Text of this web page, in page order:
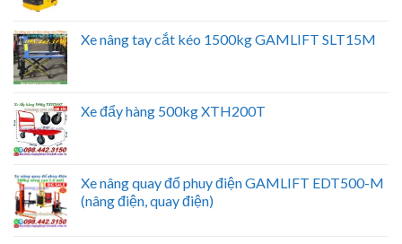
Xe nâng tay cắt kéo 1500kg GAMLIFT SLT15M
Xe đẩy hàng 500kg XTH200T
Xe nâng quay đổ phuy điện GAMLIFT EDT500-M
(nâng điện, quay điện)